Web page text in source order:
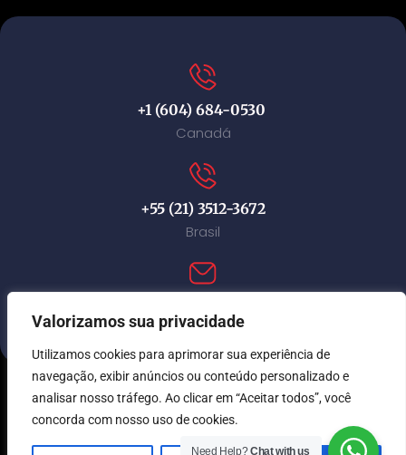
Valorizamos sua privacidade
Utilizamos cookies para aprimorar sua experiência de
navegação, exibir anúncios ou conteúdo personalizado e
analisar nosso tráfego. Ao clicar em “Aceitar todos”, você
concorda com nosso uso de cookies.
+1 (604) 684-0530
Canadá
+55 (21) 3512-3672
Brasil
© Immi Canada 2026. Todos os direitos reservados.
Need Help?Chat with us